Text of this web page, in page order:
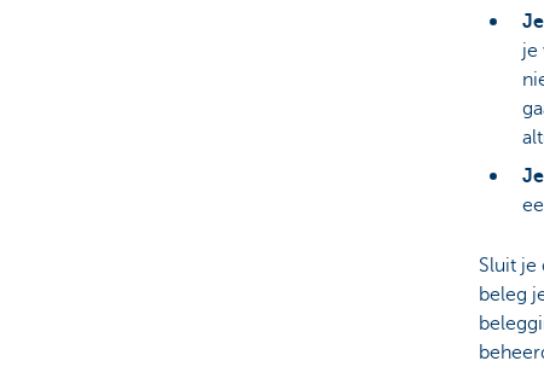
je
Sluit je
beleg